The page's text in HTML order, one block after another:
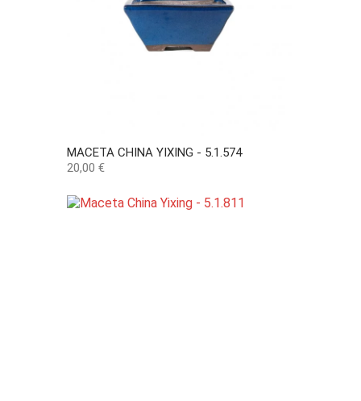
MACETA CHINA YIXING - 5.1.574
Precio
20,00 €